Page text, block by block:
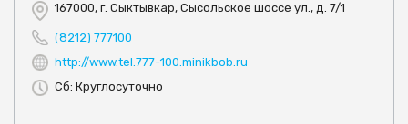
167000, г. Сыктывкар, Сысольское шоссе ул., д. 7/1
(8212) 777100
http://www.tel.777-100.minikbob.ru
Сб: Круглосуточно